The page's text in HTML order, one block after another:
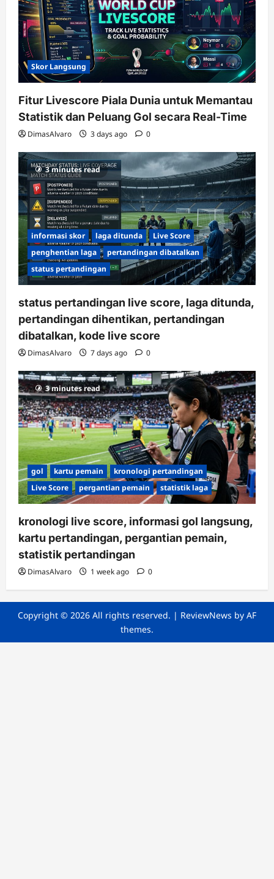
Skor Langsung
Fitur Livescore Piala Dunia untuk Memantau
Statistik dan Peluang Gol secara Real-Time
DimasAlvaro 3 days ago 0
3 minutes read
informasi skor laga ditunda
Live Score
penghentian laga
pertandingan dibatalkan
status pertandingan
status pertandingan live score, laga ditunda,
pertandingan dihentikan, pertandingan
dibatalkan, kode live score
DimasAlvaro 7 days ago 0
3 minutes read
gol kartu pemain
kronologi pertandingan
Live Score
pergantian pemain statistik laga
kronologi live score, informasi gol langsung,
kartu pertandingan, pergantian pemain,
statistik pertandingan
DimasAlvaro 1 week ago 0
Copyright © 2026 All rights reserved. | ReviewNews by AF
themes.